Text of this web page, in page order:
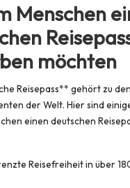
Menschen
möchten
Reisepass** gehört zu
der Welt. Hier sind
einen deutschen
Reisefreiheit in über